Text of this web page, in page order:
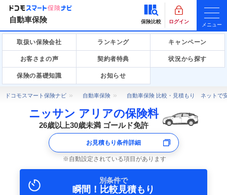
自動車保険 保険比較 ログイン
メニュー
取扱い保険会社 ランキング キャンペーン
お客さまの声 契約者特典 状況から探す
保険の基礎知識 お知らせ
ドコモスマート保険ナビ 自動車保険 自動車保険 比較・見積もり ネットで
ニッサン アリアの保険料
26歳以上30歳未満 ゴールド免許
お見積もり条件詳細
自動設定されている項目があります
別条件で
瞬間！比較見積もり